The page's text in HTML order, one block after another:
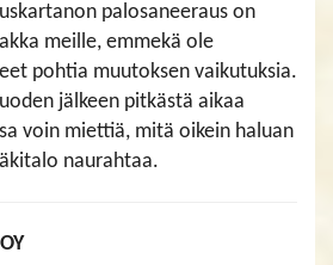
palosaneeraus on
meille, emmekä ole
pohtia muutoksen vaikutuksia.
jälkeen pitkästä aikaa
voin miettiä, mitä oikein haluan
naurahtaa.